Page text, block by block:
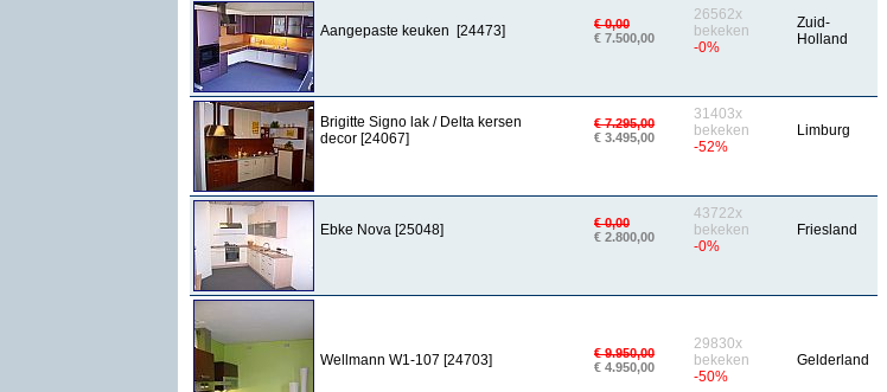
Aangepaste keuken [24473]
€ 0,00
€ 7.500,00
26562x
bekeken
-0%
Zuid-
Holland
Brigitte Signo lak / Delta kersen
decor [24067]
€ 7.295,00
€ 3.495,00
31403x
bekeken
-52%
Limburg
Ebke Nova [25048]
€ 0,00
€ 2.800,00
43722x
bekeken
-0%
Friesland
Wellmann W1-107 [24703]
€ 9.950,00
€ 4.950,00
29830x
bekeken
-50%
Gelderland